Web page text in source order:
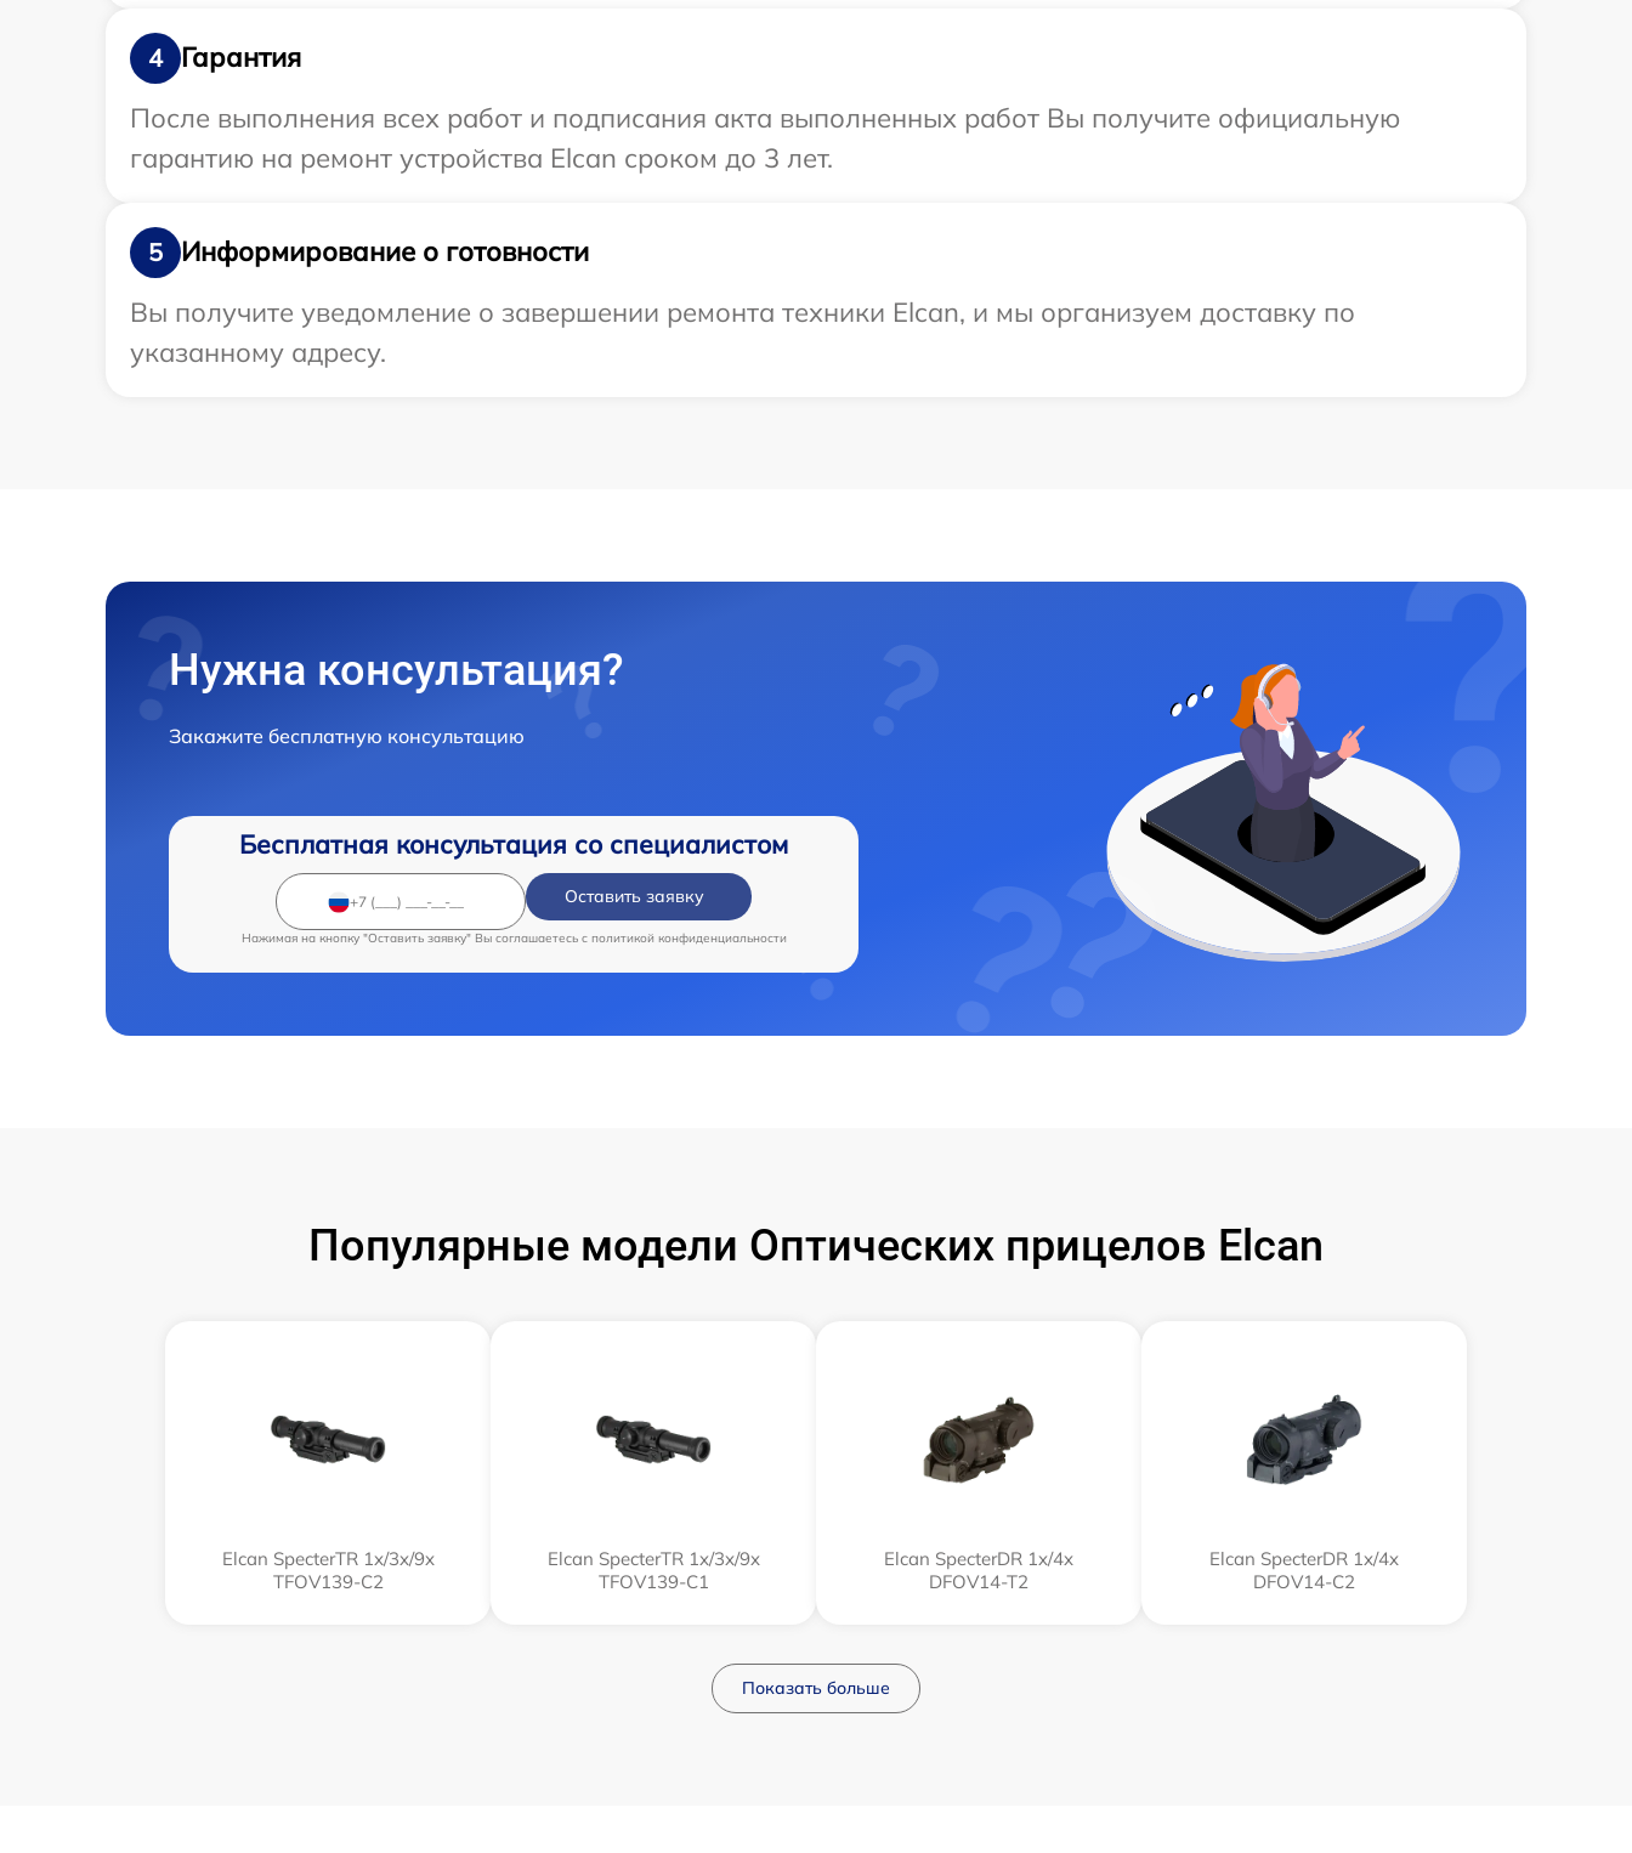
4
Гарантия
После выполнения всех работ и подписания акта выполненных работ Вы получите официальную
гарантию на ремонт устройства Elcan сроком до 3 лет.
5
Информирование о готовности
Вы получите уведомление о завершении ремонта техники Elcan, и мы организуем доставку по
указанному адресу.
Нужна консультация?
Закажите бесплатную консультацию
Бесплатная консультация со специалистом
Оставить заявку
Нажимая на кнопку "Оставить заявку" Вы соглашаетесь c политикой конфиденциальности
Популярные модели Оптических прицелов Elcan
Elcan SpecterTR 1x/3x/9x
TFOV139-C2
Elcan SpecterTR 1x/3x/9x
TFOV139-C1
Elcan SpecterDR 1x/4x
DFOV14-T2
Elcan SpecterDR 1x/4x
DFOV14-C2
Показать больше